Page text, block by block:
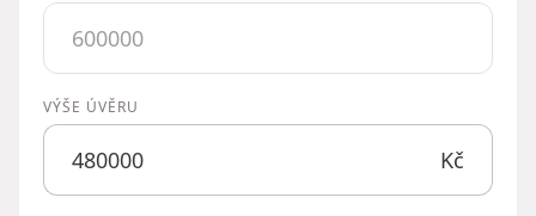
VÝŠE ÚVĚRU
Kč